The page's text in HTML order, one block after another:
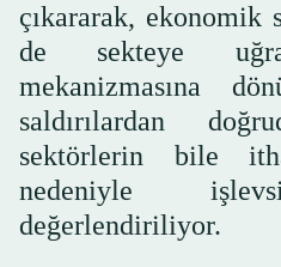
çıkararak,
de sekteye
mekanizmasına
saldırılardan
sektörlerin bile
nedeniyle
değerlendiriliyor.